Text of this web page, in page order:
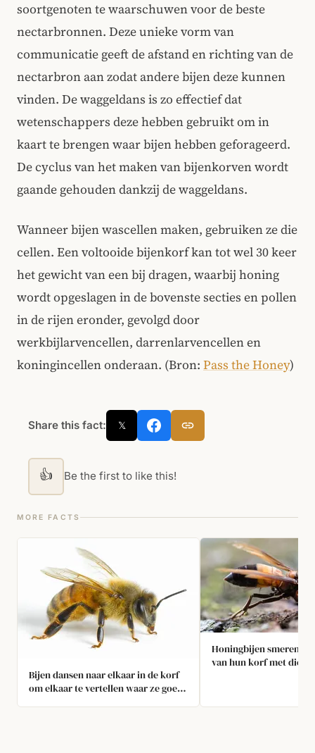
soortgenoten te waarschuwen voor de beste
nectarbronnen. Deze unieke vorm van
communicatie geeft de afstand en richting van de
nectarbron aan zodat andere bijen deze kunnen
vinden. De waggeldans is zo effectief dat
wetenschappers deze hebben gebruikt om in
kaart te brengen waar bijen hebben geforageerd.
De cyclus van het maken van bijenkorven wordt
gaande gehouden dankzij de waggeldans.
Wanneer bijen wascellen maken, gebruiken ze die
cellen. Een voltooide bijenkorf kan tot wel 30 keer
het gewicht van een bij dragen, waarbij honing
wordt opgeslagen in de bovenste secties en pollen
in de rijen eronder, gevolgd door
werkbijlarvencellen, darrenlarvencellen en
koningincellen onderaan. (Bron: Pass the Honey)
Share this fact: 𝕏
👍 Be the first to like this!
MORE FACTS
Bijen dansen naar elkaar in de korf
om elkaar te vertellen waar ze goed
Honingbijen smeren de
van hun korf met